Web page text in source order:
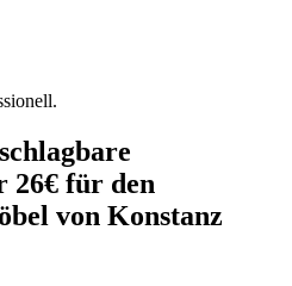
26€ für den
von Konstanz